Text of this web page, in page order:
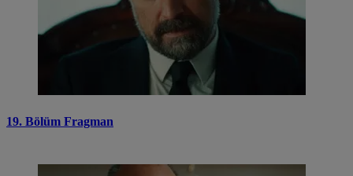
19. Bölüm Fragman